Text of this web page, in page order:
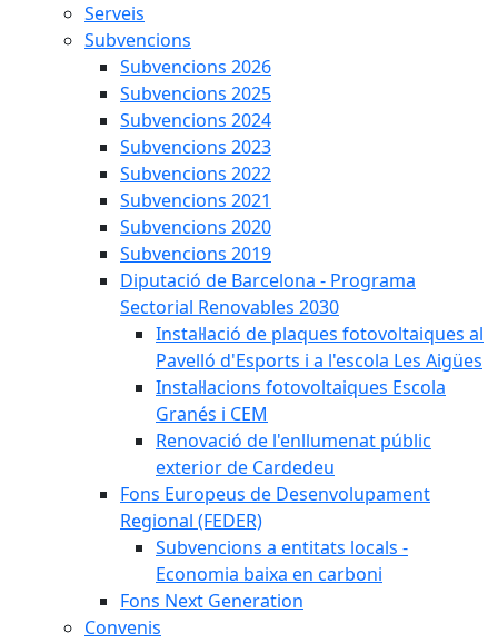
Serveis
Subvencions
Subvencions 2026
Subvencions 2025
Subvencions 2024
Subvencions 2023
Subvencions 2022
Subvencions 2021
Subvencions 2020
Subvencions 2019
Diputació de Barcelona - Programa
Sectorial Renovables 2030
Instal·lació de plaques fotovoltaiques al
Pavelló d'Esports i a l'escola Les Aigües
Instal·lacions fotovoltaiques Escola
Granés i CEM
Renovació de l'enllumenat públic
exterior de Cardedeu
Fons Europeus de Desenvolupament
Regional (FEDER)
Subvencions a entitats locals -
Economia baixa en carboni
Fons Next Generation
Convenis